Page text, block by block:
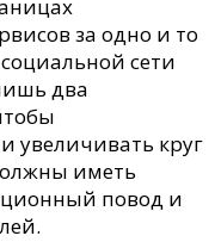
за одно и то
сети
два
увеличивать круг
иметь
повод и